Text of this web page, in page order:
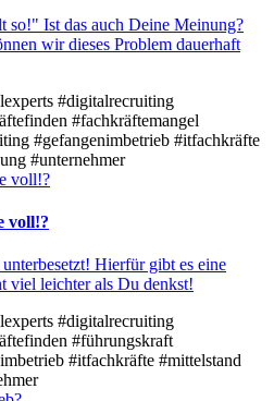
so!" Ist das auch Deine Meinung?
wir dieses Problem dauerhaft
#digitalrecruiting
#fachkräftemangel
#gefangenimbetrieb #itfachkräfte
#unternehmer
voll!?
Hierfür gibt es eine
viel leichter als Du denkst!
#digitalrecruiting
#führungskraft
#itfachkräfte #mittelstand